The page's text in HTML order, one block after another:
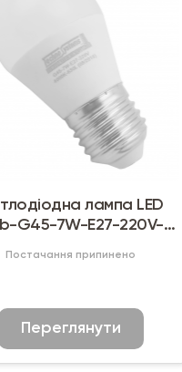
лампа LED
G45-7W-E27-220V-
Постачання припинено
Переглянути